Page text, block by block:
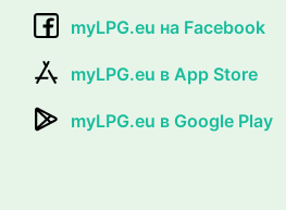
myLPG.eu на Facebook
myLPG.eu в App Store
myLPG.eu в Google Play